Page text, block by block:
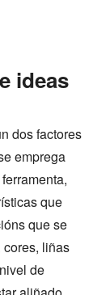
ideas
dos factores
emprega
que
que se
cores, liñas
de